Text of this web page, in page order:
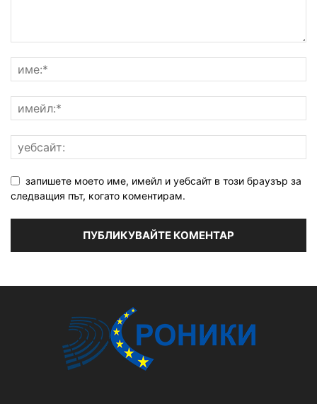
запишете моето име, имейл и уебсайт в този браузър за
следващия път, когато коментирам.